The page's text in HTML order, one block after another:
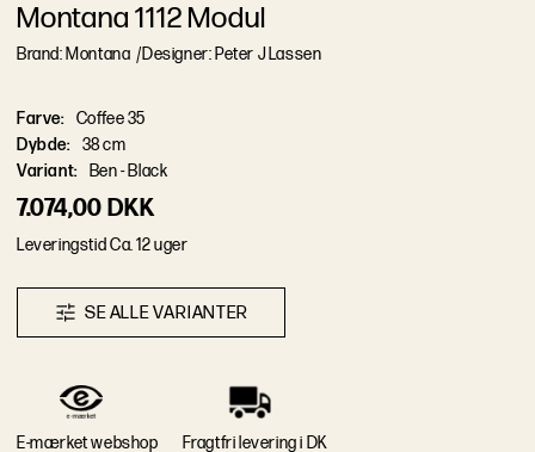
7.074,00 DKK
Leveringstid Ca. 12 uger
Montana 1112 Modul
Brand: Montana /Designer: Peter J Lassen
SEALLEVAR ANTER
Farve:
Coffee 35
Dybde:
38 cm
Variant: Ben - Black
E-mærket webshop Fragtfri levering i DK